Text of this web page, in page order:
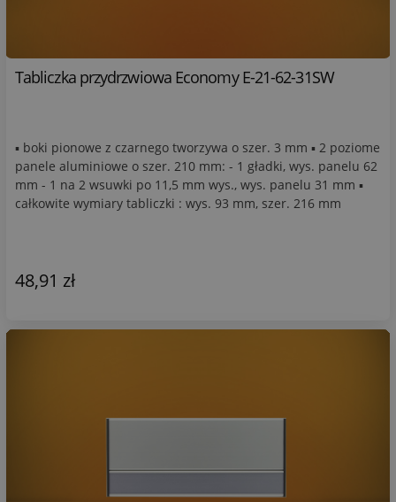
Tabliczka przydrzwiowa Economy E-21-62-31SW
▪ boki pionowe z czarnego tworzywa o szer. 3 mm ▪ 2 poziome
panele aluminiowe o szer. 210 mm: - 1 gładki, wys. panelu 62
mm - 1 na 2 wsuwki po 11,5 mm wys., wys. panelu 31 mm ▪
całkowite wymiary tabliczki : wys. 93 mm, szer. 216 mm
48,91 zł